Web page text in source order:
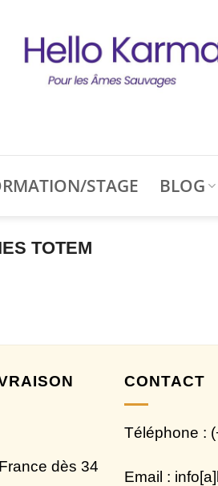
STAGE BLOG
TOTEM
dès 34
CONTACT
Téléphone :
Email :